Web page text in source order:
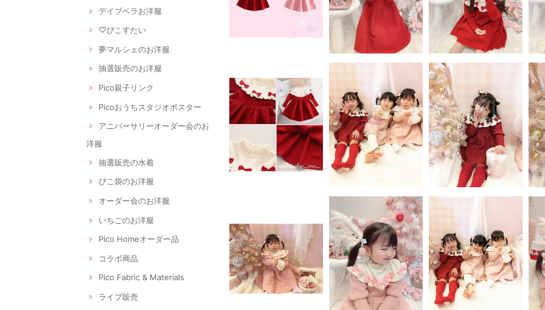
デイブベラお洋服
♡ぴこすたい
夢マルシェのお洋服
抽選販売のお洋服
Pico親子リンク
Picoおうちスタジオポスター
アニバーサリーオーダー会のお
洋服
抽選販売の水着
ぴこ袋のお洋服
オーダー会のお洋服
いちごのお洋服
Pico Homeオーダー品
コラボ商品
Pico Fabric & Materials
ライブ販売